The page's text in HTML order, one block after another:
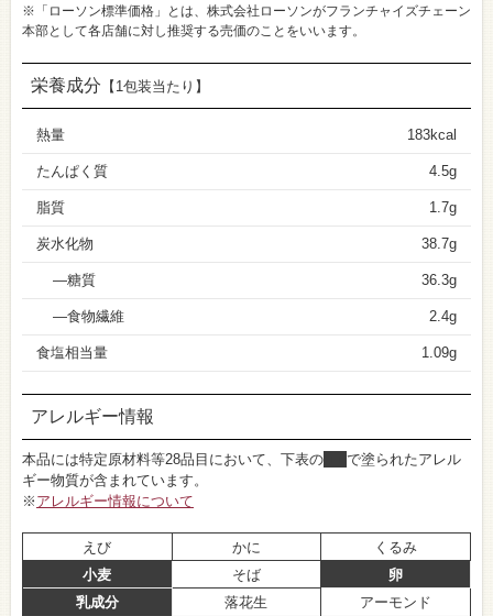
※「ローソン標準価格」とは、株式会社ローソンがフランチャイズチェーン
本部として各店舗に対し推奨する売価のことをいいます。
栄養成分 【1包装当たり】
熱量 183kcal
たんぱく質 4.5g
脂質 1.7g
炭水化物 38.7g
糖質 36.3g
食物繊維 2.4g
食塩相当量 1.09g
アレルギー情報
本品には特定原材料等28品目において、下表の
で塗られたアレル
ギー物質が含まれています。
※ アレルギー情報について
えび かに
くるみ
小麦
そば
卵
乳成分
落花生
アーモンド